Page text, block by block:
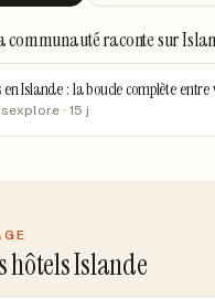
communauté racontesur
en Islande : la boucle complète
· 15 j
hôtels Islande